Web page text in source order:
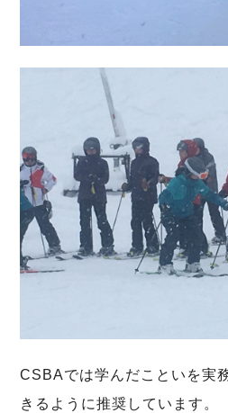
CSBAでは学んだこといを実
きるように推奨しています。